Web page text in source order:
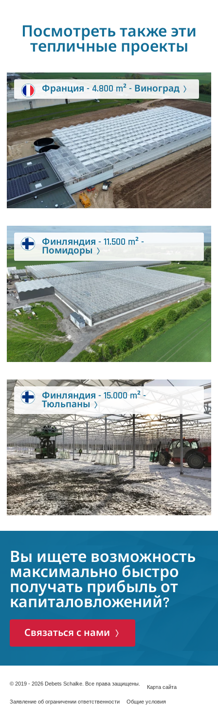
Посмотреть также эти
тепличные проекты
Франция - 4.800 m² - Виноград
Финляндия - 11.500 m² -
Помидоры
Финляндия - 15.000 m² -
Тюльпаны
Вы ищете возможность
максимально быстро
получать прибыль от
капиталовложений?
Связаться с нами
© 2019 - 2026 Debets Schalke. Все права защищены.
Карта сайта
Заявление об ограничении ответственности Общие условия